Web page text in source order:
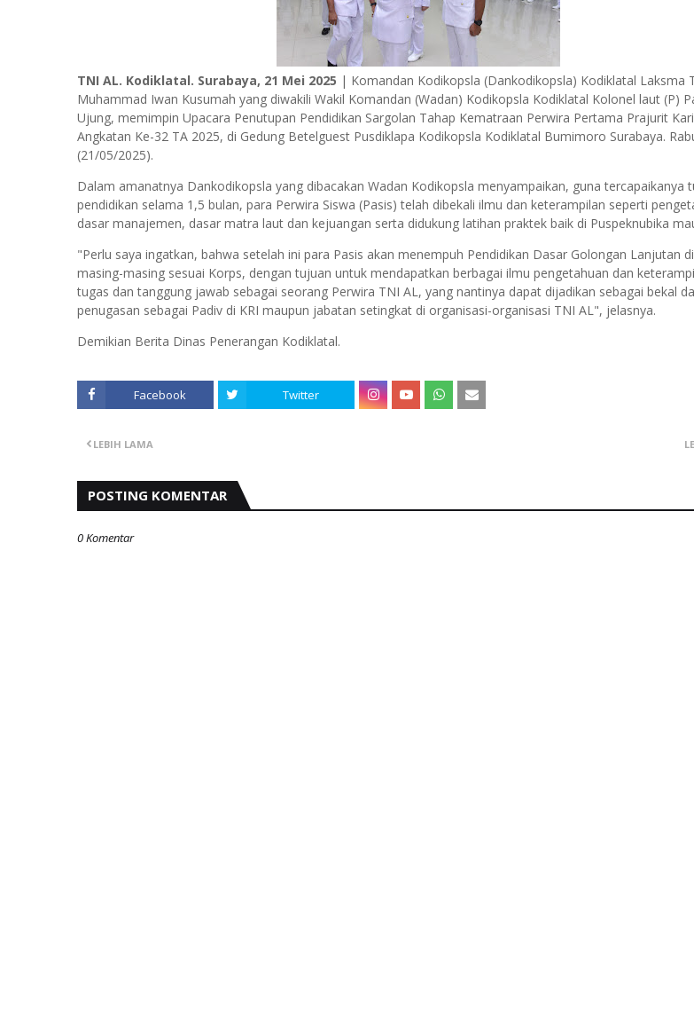
TNI AL. Kodiklatal. Surabaya, 21 Mei 2025 | Komandan Kodikopsla (Dankodikopsla) Kodiklatal Laksma
Muhammad Iwan Kusumah yang diwakili Wakil Komandan (Wadan) Kodikopsla Kodiklatal Kolonel laut (P)
Ujung, memimpin Upacara Penutupan Pendidikan Sargolan Tahap Kematraan Perwira Pertama Prajurit
Angkatan Ke-32 TA 2025, di Gedung Betelguest Pusdiklapa Kodikopsla Kodiklatal Bumimoro Surabaya.
(21/05/2025).
Dalam amanatnya Dankodikopsla yang dibacakan Wadan Kodikopsla menyampaikan, guna tercapaikanya
pendidikan selama 1,5 bulan, para Perwira Siswa (Pasis) telah dibekali ilmu dan keterampilan seperti
dasar manajemen, dasar matra laut dan kejuangan serta didukung latihan praktek baik di Puspeknubika
"Perlu saya ingatkan, bahwa setelah ini para Pasis akan menempuh Pendidikan Dasar Golongan Lanjutan
masing-masing sesuai Korps, dengan tujuan untuk mendapatkan berbagai ilmu pengetahuan dan
tugas dan tanggung jawab sebagai seorang Perwira TNI AL, yang nantinya dapat dijadikan sebagai bekal
penugasan sebagai Padiv di KRI maupun jabatan setingkat di organisasi-organisasi TNI AL", jelasnya.
Demikian Berita Dinas Penerangan Kodiklatal.
Facebook Twitter
LEBIH LAMA
POSTING KOMENTAR
0 Komentar